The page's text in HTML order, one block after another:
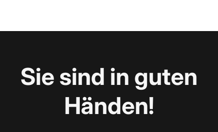
Sie sind in guten
Händen!